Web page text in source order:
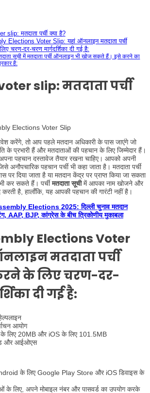
मतदाता पर्ची क्या है?
Elections Voter Slip: यहां ऑनलाइन मतदाता पर्ची
चरण-दर-चरण मार्गदर्शिका दी गई है:
सूची में मतदाता पर्ची ऑनलाइन भी खोज सकते हैं। इसे करने का
है:
slip:मतदाता पर्ची
करेंगे, तो आप पहले मतदान अधिकारी के पास जाएंगे जो
के प्रभारी हैं और मतदाताओं की पहचान के लिए जिम्मेदार हैं।
पहचान दस्तावेज तैयार रखना चाहिए। आपको अपनी
अनौपचारिक पहचान पर्ची भी कहा जाता है। मतदाता पर्ची
दिया जाता है या मतदान केंद्र पर प्राप्त किया जा सकता
कर सकते हैं। पर्चीमतदाता सूचीमें आपका नाम खोजने और
है, हालाँकि, यह आपकी पहचान की गारंटी नहीं है।
Elections 2025: दिल्ली चुनाव मतदान
AAP, BJP, कांग्रेस के बीच त्रिकोणीय मुकाबला
Elections Voter
मतदाता पर्ची
के लिए चरण-दर-
दी गई है:
आयोग
लिए 20MB और iOS के लिए 101.5MB
और आईओएस
के लिए Google Play Store और iOS डिवाइस के
के लिए, अपने मोबाइल नंबर और पासवर्ड का उपयोग करके